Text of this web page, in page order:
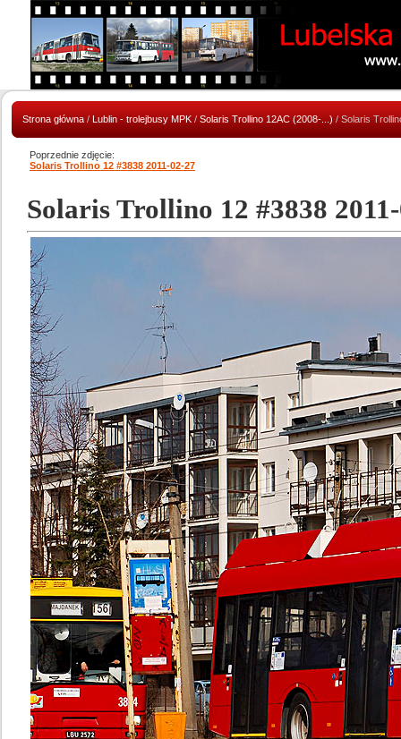
Strona główna / Lublin - trolejbusy MPK / Solaris Trollino 12AC (2008-...) / Solaris
Poprzednie zdjęcie:
Solaris Trollino 12 #3838 2011-02-27
Solaris Trollino 12 #3838